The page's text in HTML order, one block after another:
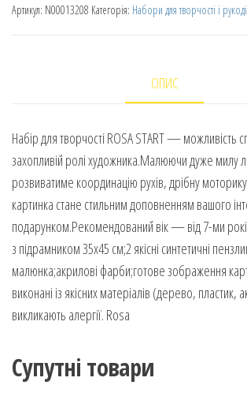
Артикул: N00013208 Категорія: Набори для творчості і
ОПИС
Набір для творчості ROSA START — можливість
захопливій ролі художника.Малюючи дуже милу
розвиватиме координацію рухів, дрібну
картинка стане стильним доповненням вашого
подарунком.Рекомендований вік — від 7-ми
з підрамником 35х45 см;2 якісні синтетичні
малюнка;акрилові фарби;готове зображення
виконані із якісних матеріалів (дерево, пластик,
викликають алергії. Rosa
Супутні товари